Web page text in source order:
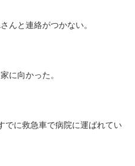
んと連絡がつかない。
に向かった。
でに救急車で病院に運ばれてい